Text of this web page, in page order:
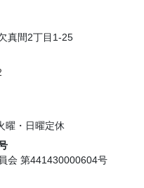
真間2丁目1-25
曜・日曜定休
会 第441430000604号